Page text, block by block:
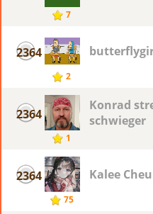
7
2364
2
2364
1
Konrad
schwieger
2364
75
Kalee